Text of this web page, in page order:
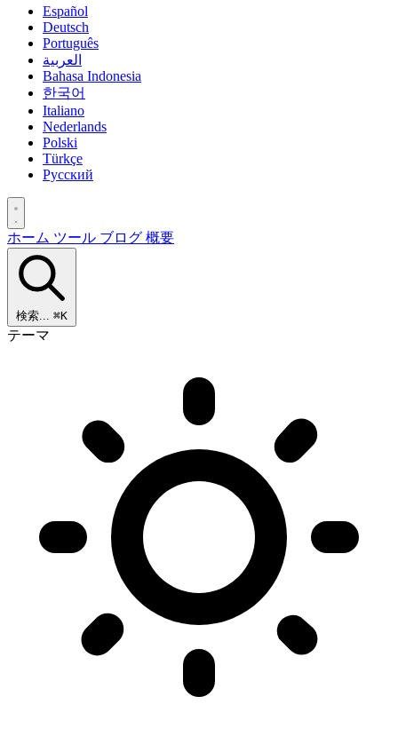
Español
Deutsch
Português
العربية
Bahasa Indonesia
한국어
Italiano
Nederlands
Polski
Türkçe
Русский
ホーム ツール ブログ 概要
検索... ⌘K
テーマ